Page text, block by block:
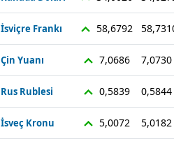
İsviçre Frankı 58,6792
Çin Yuanı 7,0686 7,0730
Rus Rublesi 0,5839 0,5844
İsveç Kronu 5,0072 5,0182